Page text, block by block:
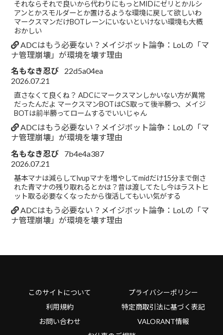
それならそれで良いから代わりにもっとMIDにゼリとかルシ
アンとかスモルダーとか置けるような環境に戻して欲しいわ
マークスマンだけBOTレーンにいないといけない環境も大概
おかしい
ADCはもう必要ない？メイジボット論争：LoLの「マ
ナ管理崩壊」が環境を壊す理由
名もなき忍び
22d5a04ea
2026.07.21
直さなくて良くね？ ADCにマークスマンしかいない方が異常
だったんだよ マークスマンBOTはCS取って後半勝つ、メイジ
BOTは前半勝ってロームするでいいじゃん
ADCはもう必要ない？メイジボット論争：LoLの「マ
ナ管理崩壊」が環境を壊す理由
名もなき忍び
7b4e4a387
2026.07.21
基本マナは減らしてlvupマナを増やしてmidだけ15分まで倒さ
れた青マナの残り取れるとかは？昔は渡してたし今はラストヒ
ット取る必要なくなったから復活してもいい気がする
ADCはもう必要ない？メイジボット論争：LoLの「マ
ナ管理崩壊」が環境を壊す理由
このサイトについて
プライバシーポリシー
利用規約
特定商取引法に基づく表記
お問い合わせ
VALORANT情報